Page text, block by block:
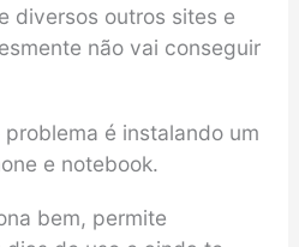
diversos outros sites e
não vai conseguir
é instalando um
e notebook.
bem, permite